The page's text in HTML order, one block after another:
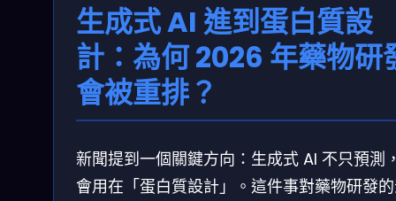
生成式 AI 進到蛋白質設
計：為何 2026 年藥物研
會被重排？
新聞提到一個關鍵方向：生成式 AI 不只預測
會用在「蛋白質設計」。這件事對藥物研發